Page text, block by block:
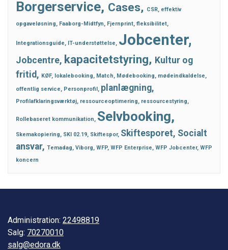
Borgerservice Cases CSR effektiv
opgaveløsning Faaborg-Midtfyn Fjernprint fleksibilitet
Integrationsguide IT-understøttelse Jobcenter
Jobcentre kapacitetstyring
Kultur og
fritid
KØF lokalebooking Match Mødebooking
mødeindkaldelse
offentlig service
Personprofil planlægning
Profilafklaringsværktøj ressourceoptimering ressourcestyring
Rollebaseret kommunikation Selvbooking
Skemakopiering SKI 02.19 Skiftespor Skiftesporet Socialt
ansvar
Temadag Viborg WFP WFP Enterprise WFP Jobcenter WFP
koncern
Administration: 22498819
Salg: 70270010
salg@edora.dk